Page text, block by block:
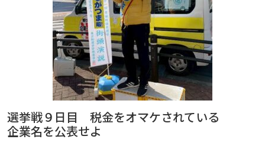
選挙戦９日目 税金をオマケされている
企業名を公表せよ